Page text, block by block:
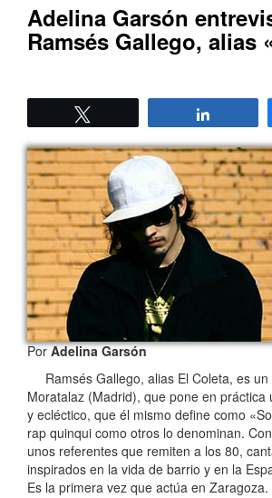
Adelina Garsón
Ramsés Gallego, alias
PorAdelina Garsón
Ramsés Gallego, alias El Coleta, es un
Moratalaz (Madrid), que pone en práctica
y ecléctico, que él mismo define como
rap quinqui como otros lo denominan.
unos referentes que remiten a los 80,
inspirados en la vida de barrio y en la
Es la primera vez que actúa en Zaragoza.